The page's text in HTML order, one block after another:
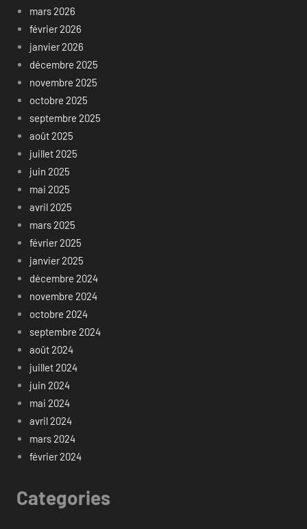
mars 2026
février 2026
janvier 2026
décembre 2025
novembre 2025
octobre 2025
septembre 2025
août 2025
juillet 2025
juin 2025
mai 2025
avril 2025
mars 2025
février 2025
janvier 2025
décembre 2024
novembre 2024
octobre 2024
septembre 2024
août 2024
juillet 2024
juin 2024
mai 2024
avril 2024
mars 2024
février 2024
Categories